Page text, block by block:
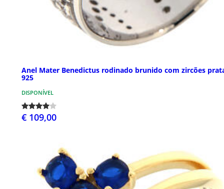
Anel Mater Benedictus rodinado brunido com zircões
925
DISPONÍVEL
€ 109,00